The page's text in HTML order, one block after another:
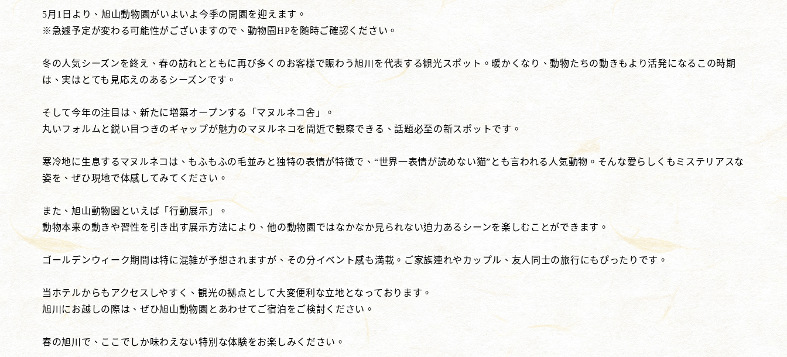
5月1日より、旭山動物園がいよいよ今季の開園を迎えます。
※急遽予定が変わる可能性がございますので、動物園HPを随時ご確認ください。
冬の人気シーズンを終え、春の訪れとともに再び多くのお客様で賑わう旭川を代表する観光スポット。暖かくなり、動物たちの動きもより活発になるこの時期
は、実はとても見応えのあるシーズンです。
そして今年の注目は、新たに増築オープンする「マヌルネコ舎」。
丸いフォルムと鋭い目つきのギャップが魅力のマヌルネコを間近で観察できる、話題必至の新スポットです。
寒冷地に生息するマヌルネコは、もふもふの毛並みと独特の表情が特徴で、“世界一表情が読めない猫”とも言われる人気動物。そんな愛らしくもミステリアスな
姿を、ぜひ現地で体感してみてください。
また、旭山動物園といえば「行動展示」。
動物本来の動きや習性を引き出す展示方法により、他の動物園ではなかなか見られない迫力あるシーンを楽しむことができます。
ゴールデンウィーク期間は特に混雑が予想されますが、その分イベント感も満載。ご家族連れやカップル、友人同士の旅行にもぴったりです。
当ホテルからもアクセスしやすく、観光の拠点として大変便利な立地となっております。
旭川にお越しの際は、ぜひ旭山動物園とあわせてご宿泊をご検討ください。
春の旭川で、ここでしか味わえない特別な体験をお楽しみください。